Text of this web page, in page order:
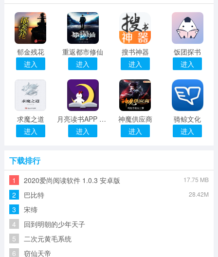
郁金残花
进入
重返都市修仙
进入
搜书神器
进入
饭团探书
进入
求魔之道
进入
月亮读书APP 1.0 安卓版
进入
神魔供应商
进入
骑鲸文化
进入
下载排行
1 2020爱尚阅读软件 1.0.3 安卓版 17.75 MB
2 巴比特 28.42M
3
宋缔
4
回到明朝的少年天子
5
二次元黄毛系统
6
窃仙天帝